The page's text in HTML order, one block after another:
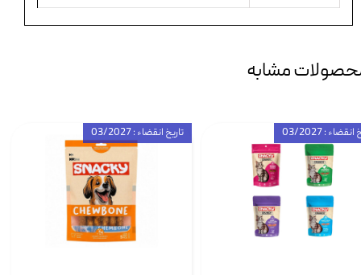
مشابه
تاریخ انقضاء : 03/2027 : 03/2027